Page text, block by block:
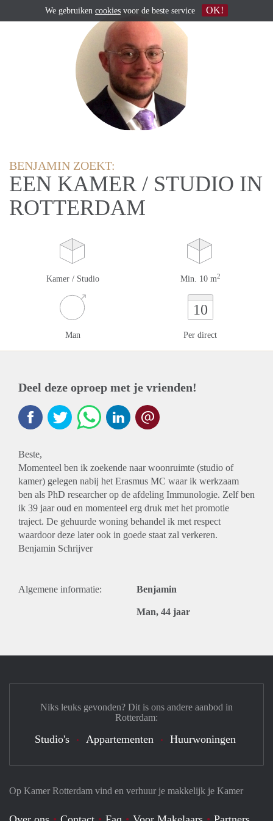
BENJAMIN ZOEKT:
EEN KAMER / STUDIO IN
ROTTERDAM
Kamer / Studio Min. 10 m2
Man
10
Per direct
Deel deze oproep met je vrienden!
Beste,
Momenteel ben ik zoekende naar woonruimte (studio of
kamer) gelegen nabij het Erasmus MC waar ik werkzaam
ben als PhD researcher op de afdeling Immunologie. Zelf ben
ik 39 jaar oud en momenteel erg druk met het promotie
traject. De gehuurde woning behandel ik met respect
waardoor deze later ook in goede staat zal verkeren.
Benjamin Schrijver
Algemene informatie: Benjamin
Man, 44 jaar
Op Kamer Rotterdam vind en verhuur je makkelijk je Kamer
Niks leuks gevonden? Dit is ons andere aanbod in
Rotterdam:
Studio's Appartementen Huurwoningen
We gebruiken cookies voor de beste service OK!